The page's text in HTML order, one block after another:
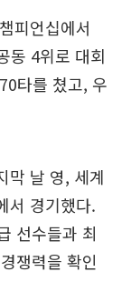
피언십에서
동 4위로 대회
타를 쳤고, 우
막 날 영, 세계
서 경기했다.
선수들과 최
쟁력을 확인